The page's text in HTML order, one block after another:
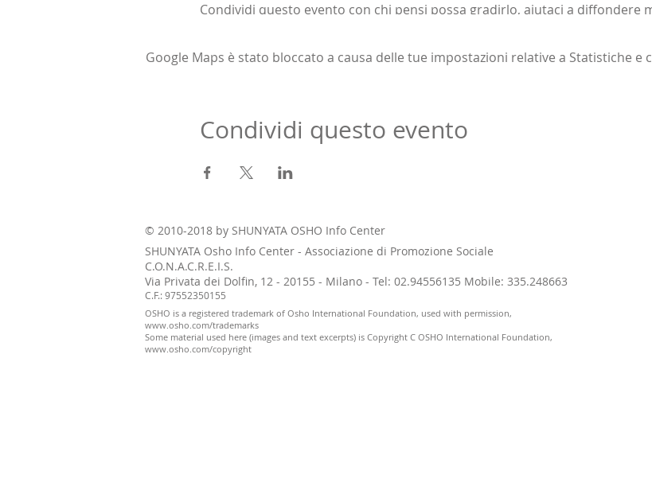
Condividi questo evento con chi pensi possa gradirlo, aiutaci a diffondere
Google Maps è stato bloccato a causa delle tue impostazioni relative a Statistiche e
Condividi questo evento
© 2010-2018 by SHUNYATA OSHO Info Center
SHUNYATA Osho Info Center - Associazione di Promozione Sociale
C.O.N.A.C.R.E.I.S.
Via Privata dei Dolfin, 12 - 20155 - Milano - Tel: 02.94556135 Mobile: 335.248663
C.F.: 97552350155
OSHO is a registered trademark of Osho International Foundation, used with permission,
www.osho.com/trademarks
Some material used here (images and text excerpts) is Copyright C OSHO International Foundation,
www.osho.com/copyright